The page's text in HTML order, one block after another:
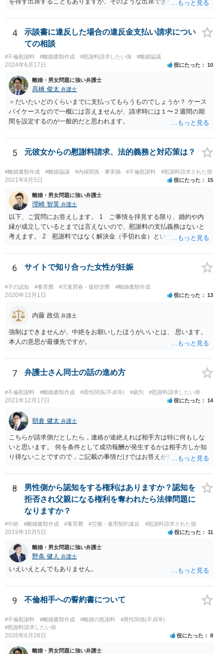
えて弁護士だけで出席する戦略は聞いたことはありません。
4
示談書に違反した場合の違反金支払い請求につい
ての相談
#不倫慰謝料 #離婚書類作成 #慰謝料請求したい側 #離婚協議
2024年6月17日 役にたった 10
離婚・男女問題に強い弁護士
髙橋 俊太 弁護士
＞だいたいどのくらいまでに支払ってもらうものでしょうか？ ケース
バイケースなので一概には言えませんが、請求時には１〜２週間の期
間を設定するのが一般的だと思われます。
5 元彼女からの慰謝料請求、法的義務と対応策は？
#離婚書類作成 #離婚協議 #内縁関係・事実婚 #不倫慰謝料 #慰謝料請求された側
2021年8月5日 役にたった 15
離婚・男女問題に強い弁護士
理崎 智英 弁護士
以下、ご質問にお答えします。 1 ご事情を拝見する限り、婚約や内
縁が成立しているとまでは言えないので、慰謝料の支払義務はないと
考えます。 2 慰謝料ではなく解決金（手切れ金）という名目で数十
うに合意書を取り交わす必要はあると思います。 4 合意書を取り交
わし、その中で精算条項（一切の債権債務のないことを確認する）を
6 サイトで知り合った女性が妊娠
#子の認知 #養育費 #児童買春・援助交際 #離婚書類作成
2020年12月1日 役にたった 13
内藤 政信 弁護士
強制はできませんが、中絶をお願いしたほうがいいとは、 思います。
本人の意思が最優先ですが。
7 弁護士さん同士の話の進め方
#不倫慰謝料 #離婚書類作成 #異性関係(不貞等) #裁判 #慰謝料請求したい側
2021年12月17日 役にたった 14
朝倉 健太 弁護士
こちらが請求側だとしたら，連絡が途絶えれば相手方は特に何もしな
いと思います。 何を条件として成功報酬が発生するかは相手方しか知
り得ないことですので，ご記載の事情だけではお答えが難しいです。
せずに続いていることも，いずれもあり得ると思います。個々の弁護
士の考え方によります。
8
男性側から認知をする権利はありますか？認知を
拒否され父親になる権利を奪われたら法律問題に
なりますか？
#中絶 #離婚書類作成 #養育費 #労働・雇用契約違反 #慰謝料請求された側
2019年10月5日 役にたった 11
離婚・男女問題に強い弁護士
野条 健人 弁護士
いえいえとんでもありません。
9 不倫相手への誓約書について
#不倫慰謝料 #離婚書類作成 #離婚の慰謝料
#異性関係(不貞等)
#慰謝料請求したい側
2026年6月26日 役にたった 8
離婚・男女問題に強い弁護士